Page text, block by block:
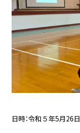
日時：令和５年5月26日